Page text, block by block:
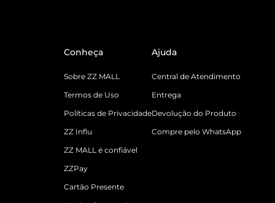
Conheça
Sobre ZZ MALL
Termos de Uso
Políticas de Privacidade
ZZ Influ
ZZ MALL é confiável
ZZPay
Cartão Presente
Ajuda
Central de Atendimento
Entrega
Devolução do Produto
Compre pelo WhatsApp